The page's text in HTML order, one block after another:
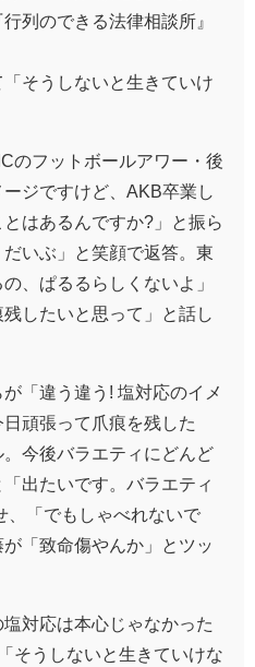
列のできる法律相談所』
そうしないと生きていけ
のフットボールアワー・後
ジですけど、AKB卒業し
はあるんですか?」と振ら
いぶ」と笑顔で返答。東
、ぱるるらしくないよ」
したいと思って」と話し
「違う違う! 塩対応のイメ
頑張って爪痕を残した
今後バラエティにどんど
出たいです。バラエティ
、「でもしゃべれないで
「致命傷やんか」とツッ
対応は本心じゃなかった
そうしないと生きていけな